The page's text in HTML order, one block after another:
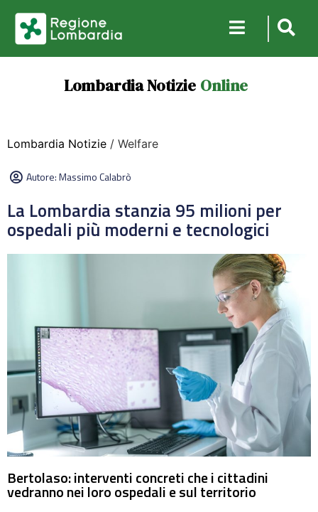
Lombardia Notizie Online
Lombardia Notizie / Welfare
Autore:Massimo Calabrò
La Lombardia stanzia 95 milioni per
ospedali più moderni e tecnologici
Bertolaso: interventi concreti che i cittadini
vedranno nei loro ospedali e sul territorio